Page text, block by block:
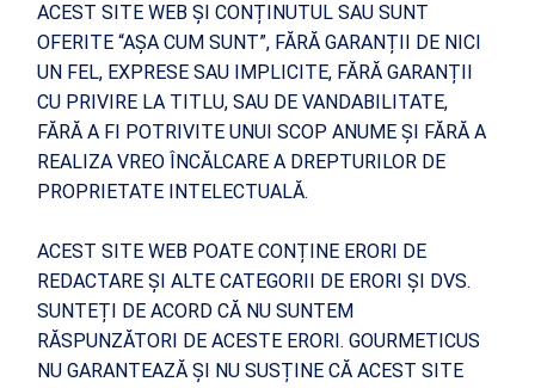
ACEST SITE WEB ȘI CONȚINUTUL SAU SUNT
OFERITE “AȘA CUM SUNT”, FĂRĂ GARANȚII DE NICI
UN FEL, EXPRESE SAU IMPLICITE, FĂRĂ GARANȚII
CU PRIVIRE LA TITLU, SAU DE VANDABILITATE,
FĂRĂ A FI POTRIVITE UNUI SCOP ANUME ȘI FĂRĂ A
REALIZA VREO ÎNCĂLCARE A DREPTURILOR DE
PROPRIETATE INTELECTUALĂ.
ACEST SITE WEB POATE CONȚINE ERORI DE
REDACTARE ȘI ALTE CATEGORII DE ERORI ȘI DVS.
SUNTEȚI DE ACORD CĂ NU SUNTEM
RĂSPUNZĂTORI DE ACESTE ERORI. GOURMETICUS
NU GARANTEAZĂ ȘI NU SUSȚINE CĂ ACEST SITE